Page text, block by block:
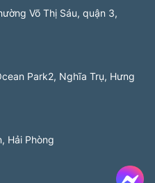
Võ Thị Sáu, quận 3,
Park2, Nghĩa Trụ, Hưng
Hải Phòng